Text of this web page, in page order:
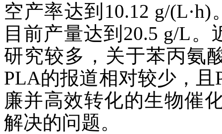
空产率达到10.12 g/(L·h)
目前产量达到20.5 g/L
研究较多，关于苯丙氨
PLA的报道相对较少，
廉并高效转化的生物催
解决的问题。